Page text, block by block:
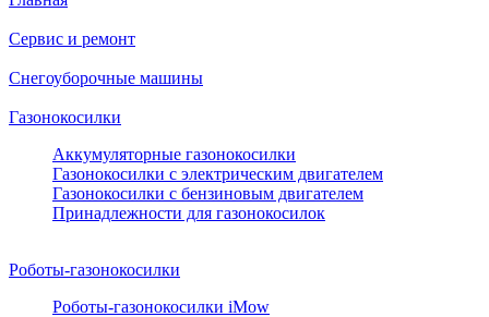
Сервис и ремонт
Снегоуборочные машины
Газонокосилки
Аккумуляторные газонокосилки
Газонокосилки с электрическим двигателем
Газонокосилки с бензиновым двигателем
Принадлежности для газонокосилок
Роботы-газонокосилки
Роботы-газонокосилки iMow